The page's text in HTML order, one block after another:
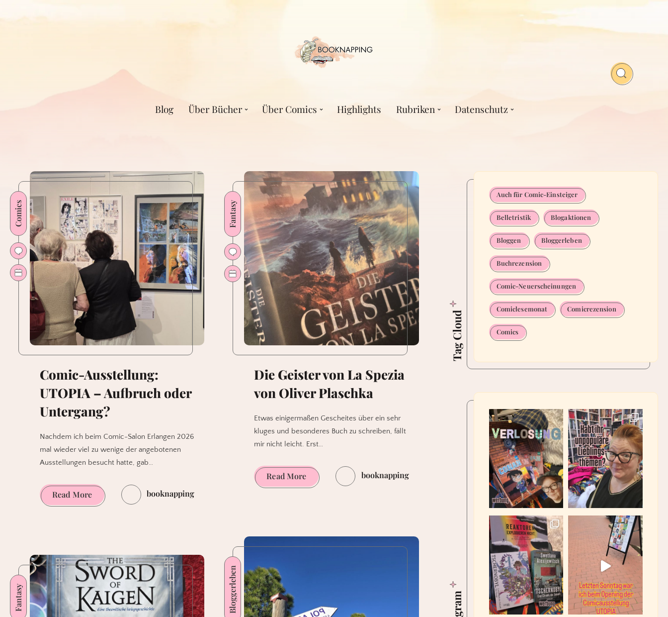
Blog Über Bücher Über Comics Highlights Rubriken Datenschutz
Comics
Comic-Ausstellung:
UTOPIA – Aufbruch oder
Untergang?
Nachdem ich beim Comic-Salon Erlangen 2026
mal wieder viel zu wenige der angebotenen
Ausstellungen besucht hatte, gab…
Read MoreComic-
Ausstellung:
oder
Untergang?
booknapping
Fantasy
Die Geister von La Spezia
von Oliver Plaschka
Etwas einigermaßen Gescheites über ein sehr
kluges und besonderes Buch zu schreiben, fällt
mir nicht leicht. Erst…
Read MoreDie
Geister
von
booknapping
Fantasy Bloggerleben
Tag Cloud
Auch für Comic-Einsteiger
Belletristik Blogaktionen
Bloggen Bloggerleben
Buchrezension
Comic-Neuerscheinungen
Comiclesemonat Comicrezension
Comics